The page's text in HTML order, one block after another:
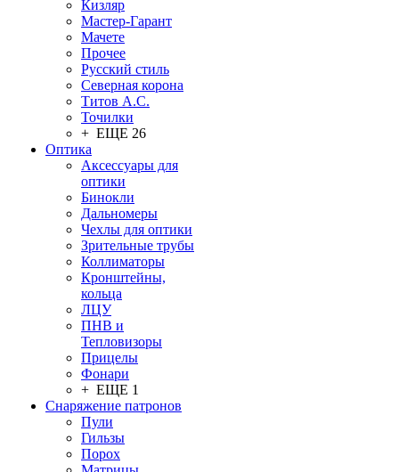
Кизляр
Мастер-Гарант
Мачете
Прочее
Русский стиль
Северная корона
Титов А.С.
Точилки
+ ЕЩЕ 26
Оптика
Аксессуары для
оптики
Бинокли
Дальномеры
Чехлы для оптики
Зрительные трубы
Коллиматоры
Кронштейны,
кольца
ЛЦУ
ПНВ и
Тепловизоры
Прицелы
Фонари
+ ЕЩЕ 1
Снаряжение патронов
Пули
Гильзы
Порох